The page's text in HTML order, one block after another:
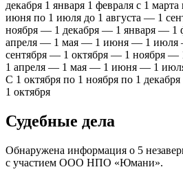
декабря 1 января 1 февраля с 1
июня по 1 июля до 1 августа — 1
ноября — 1 декабря — 1 января — 1
апреля — 1 мая — 1 июня — 1 июля
сентября — 1 октября — 1 ноября
1 апреля — 1 мая — 1 июня — 1
С 1 октября по 1 ноября по 1
1 октября
Судебные дела
Обнаружена информация о 5
с участием ООО НПО «Юмани».